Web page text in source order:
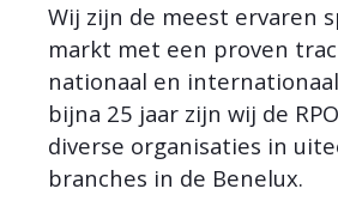
Wij zijn de meest ervaren
markt met een proven
nationaal en
bijna 25 jaar zijn wij de
diverse organisaties in
branches in de Benelux.